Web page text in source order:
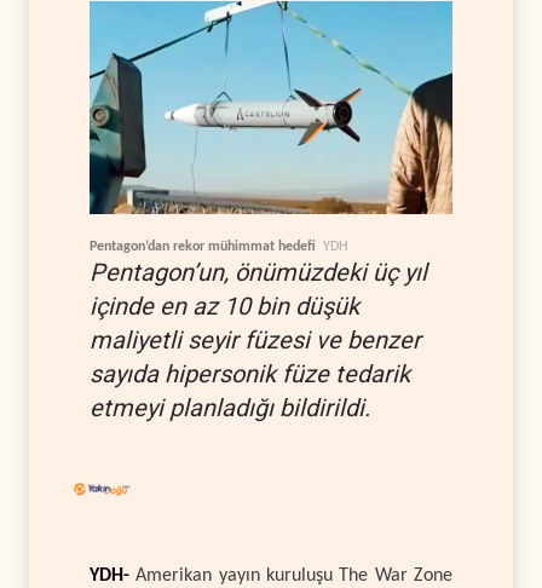
Pentagon’dan rekor mühimmat hedefi YDH
Pentagon’un, önümüzdeki üç yıl
içinde en az 10 bin düşük
maliyetli seyir füzesi ve benzer
sayıda hipersonik füze tedarik
etmeyi planladığı bildirildi.
YDH- Amerikan yayın kuruluşu The War Zone